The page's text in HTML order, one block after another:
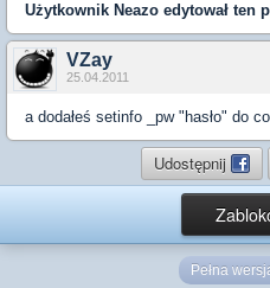
Użytkownik Neazo edytował ten
VZay
25.04.2011
a dodałeś setinfo _pw "hasło" do
Udostępnij
Pełna